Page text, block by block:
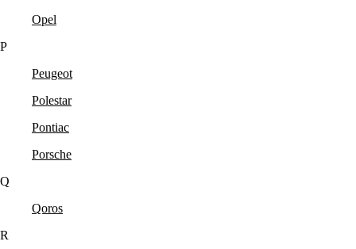
Opel
P
Peugeot
Polestar
Pontiac
Porsche
Q
Qoros
R